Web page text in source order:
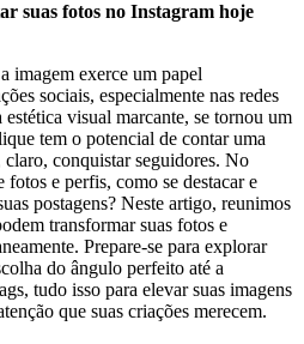
suas fotos ​no Instagram hoje
imagem⁢ exerce um papel
sociais, especialmente ‍nas redes
visual marcante, se tornou ⁤um
tem o‍ potencial de contar uma
‌conquistar seguidores. No
e perfis, como se ⁣destacar e
postagens?⁣ Neste artigo, reunimos
transformar suas fotos e
Prepare-se para explorar
⁢do​ ângulo ‍perfeito até a
tudo isso para elevar suas imagens
que suas criações merecem.